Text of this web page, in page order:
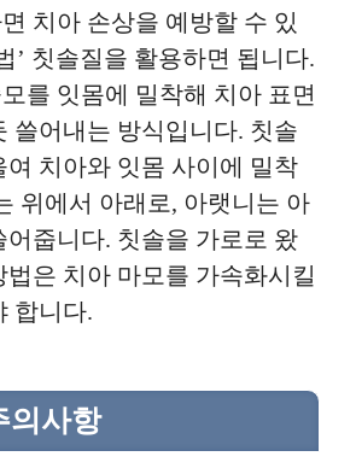
치아 손상을 예방할 수 있
’ 칫솔질을 활용하면 됩니다.
를 잇몸에 밀착해 치아 표면
쓸어내는 방식입니다. 칫솔
여 치아와 잇몸 사이에 밀착
위에서 아래로, 아랫니는 아
어줍니다. 칫솔을 가로로 왔
법은 치아 마모를 가속화시킬
합니다.
의사항